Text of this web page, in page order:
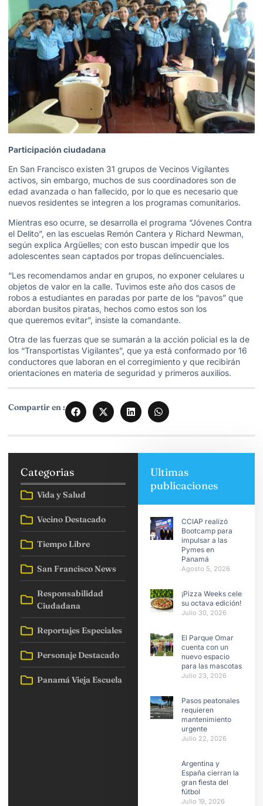
Participación ciudadana
En San Francisco existen 31 grupos de Vecinos Vigilantes
activos, sin embargo, muchos de sus coordinadores son de
edad avanzada o han fallecido, por lo que es necesario que
nuevos residentes se integren a los programas comunitarios.
Mientras eso ocurre, se desarrolla el programa “Jóvenes Contra
el Delito”, en las escuelas Remón Cantera y Richard Newman,
según explica Argüelles; con esto buscan impedir que los
adolescentes sean captados por tropas delincuenciales.
“Les recomendamos andar en grupos, no exponer celulares u
objetos de valor en la calle. Tuvimos este año dos casos de
robos a estudiantes en paradas por parte de los “pavos” que
abordan busitos piratas, hechos como estos son los
que queremos evitar”, insiste la comandante.
Otra de las fuerzas que se sumarán a la acción policial es la de
los “Transportistas Vigilantes”, que ya está conformado por 16
conductores que laboran en el corregimiento y que recibirán
orientaciones en materia de seguridad y primeros auxilios.
Compartir en :
Categorias
Vida y Salud
Vecino Destacado
Tiempo Libre
San Francisco News
Responsabilidad
Ciudadana
Reportajes Especiales
Personaje Destacado
Panamá Vieja Escuela
Ultimas
publicaciones
CCIAP realizó
Bootcamp para
impulsar a las
Pymes en
Panamá
Agosto 5, 2026
¡Pizza Weeks celebra
su octava edición!
Julio 30, 2026
El Parque Omar
cuenta con un
nuevo espacio
para las mascotas
Julio 23, 2026
Pasos peatonales
requieren
mantenimiento
urgente
Julio 22, 2026
Argentina y
España cierran la
gran fiesta del
fútbol
Julio 19, 2026